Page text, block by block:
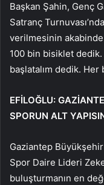
Başkan Şahin, Genç
Satranç
verilmesinin
100 bin bisiklet dedik.
başlatalım dedik.
EFİLOĞLU:
SPORUN ALT
Gaziantep
Spor Daire Lideri
buluşturmanın en